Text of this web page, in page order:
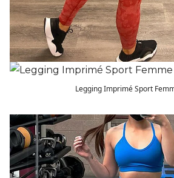
Legging Imprimé Sport